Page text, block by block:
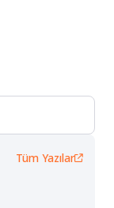
Tüm Yazılar